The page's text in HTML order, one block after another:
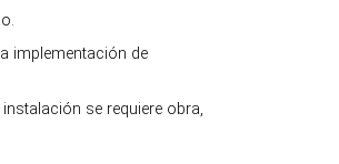
implementación de
se requiere obra,